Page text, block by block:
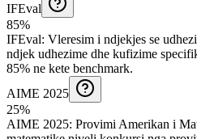
IFEval
85%
IFEval: Vleresim i ndjekjes se
ndjek udhezime dhe kufizime
85% ne kete benchmark.
AIME 2025
25%
AIME 2025: Provimi Amerikan i